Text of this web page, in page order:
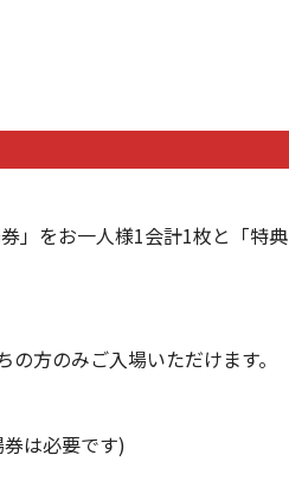
」をお一人様1会計1枚と「特典
方のみご入場いただけます。
は必要です)